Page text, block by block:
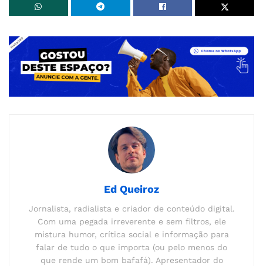
Ed Queiroz
Jornalista, radialista e criador de conteúdo digital.
Com uma pegada irreverente e sem filtros, ele
mistura humor, crítica social e informação para
falar de tudo o que importa (ou pelo menos do
que rende um bom bafafá). Apresentador do